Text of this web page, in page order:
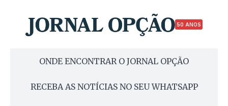
50 ANOS
ONDE ENCONTRAR O JORNAL OPÇÃO
RECEBA AS NOTÍCIAS NO SEU WHATSAPP